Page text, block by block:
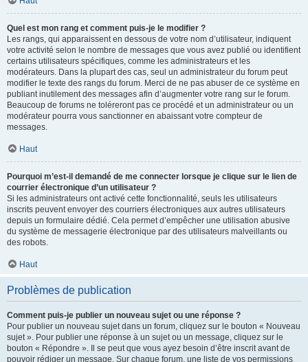
Quel est mon rang et comment puis-je le modifier ?
Les rangs, qui apparaissent en dessous de votre nom d’utilisateur, indiquent
votre activité selon le nombre de messages que vous avez publié ou identifient
certains utilisateurs spécifiques, comme les administrateurs et les
modérateurs. Dans la plupart des cas, seul un administrateur du forum peut
modifier le texte des rangs du forum. Merci de ne pas abuser de ce système en
publiant inutilement des messages afin d’augmenter votre rang sur le forum.
Beaucoup de forums ne toléreront pas ce procédé et un administrateur ou un
modérateur pourra vous sanctionner en abaissant votre compteur de
messages.
Haut
Pourquoi m’est-il demandé de me connecter lorsque je clique sur le lien de
courrier électronique d’un utilisateur ?
Si les administrateurs ont activé cette fonctionnalité, seuls les utilisateurs
inscrits peuvent envoyer des courriers électroniques aux autres utilisateurs
depuis un formulaire dédié. Cela permet d’empêcher une utilisation abusive
du système de messagerie électronique par des utilisateurs malveillants ou
des robots.
Haut
Problèmes de publication
Comment puis-je publier un nouveau sujet ou une réponse ?
Pour publier un nouveau sujet dans un forum, cliquez sur le bouton « Nouveau
sujet ». Pour publier une réponse à un sujet ou un message, cliquez sur le
bouton « Répondre ». Il se peut que vous ayez besoin d’être inscrit avant de
pouvoir rédiger un message. Sur chaque forum, une liste de vos permissions